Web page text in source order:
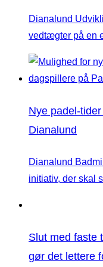
Dianalund
vedtægter på en
Nye padel-
Dianalund
Dianalund
initiativ, der skal
Slut med faste
gør det lettere